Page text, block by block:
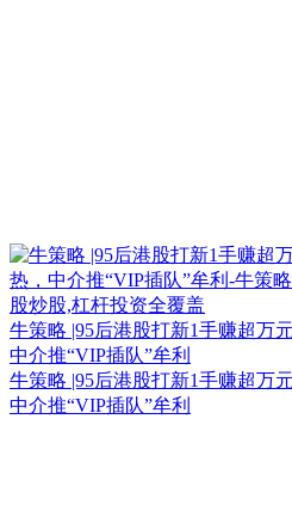
牛策略 |95后港股打新1手赚超万
中介推“VIP插队”牟利
牛策略 |95后港股打新1手赚超万
中介推“VIP插队”牟利